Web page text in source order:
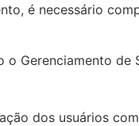
é necessário
Gerenciamento de
dos usuários